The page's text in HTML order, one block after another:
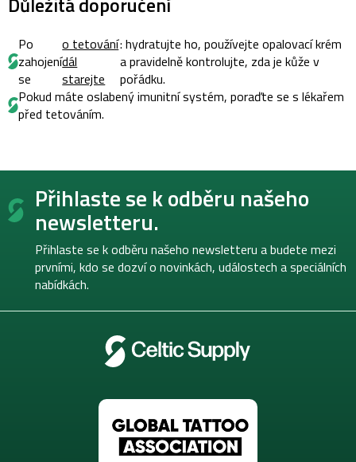
Po
zahojení
se
o tetování
dál
starejte
: hydratujte ho, používejte opalovací krém
a pravidelně kontrolujte, zda je kůže v
pořádku.
Pokud máte oslabený imunitní systém, poraďte se s lékařem
před tetováním.
Z
Přihlaste se k odběru našeho
newsletteru.
Přihlaste se k odběru našeho newsletteru a budete mezi
prvními, kdo se dozví o novinkách, událostech a speciálních
nabídkách.